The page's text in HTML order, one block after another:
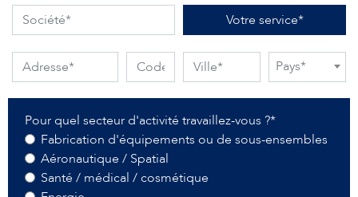
Votre service*
Pays*
Pour quel secteur d'activité travaillez-vous ?*
Fabrication d'équipements ou de sous-ensembles
Aéronautique / Spatial
Santé / médical / cosmétique